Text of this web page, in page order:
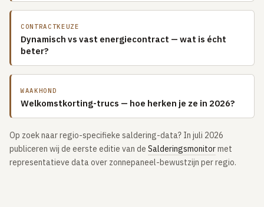
CONTRACTKEUZE
Dynamisch vs vast energiecontract — wat is écht
beter?
WAAKHOND
Welkomstkorting-trucs — hoe herken je ze in 2026?
Op zoek naar regio-specifieke saldering-data? In juli 2026
publiceren wij de eerste editie van de Salderingsmonitormet
representatieve data over zonnepaneel-bewustzijn per regio.